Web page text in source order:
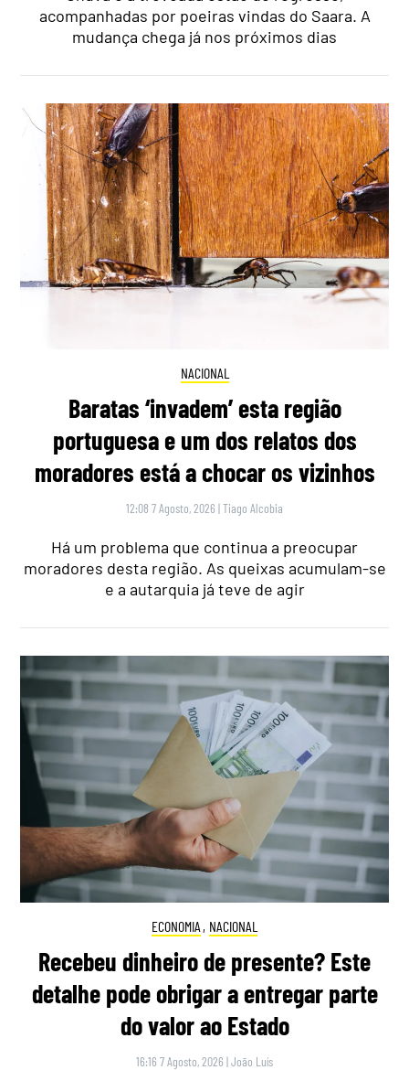
acompanhadas por poeiras vindas do Saara. A
mudança chega já nos próximos dias
NACIONAL
Baratas ‘invadem’ esta região
portuguesa e um dos relatos dos
moradores está a chocar os vizinhos
12:08 7 Agosto, 2026 |Tiago Alcobia
Há um problema que continua a preocupar
moradores desta região. As queixas acumulam-se
e a autarquia já teve de agir
ECONOMIA , NACIONAL
Recebeu dinheiro de presente? Este
detalhe pode obrigar a entregar parte
do valor ao Estado
16:16 7 Agosto, 2026 |João Luís